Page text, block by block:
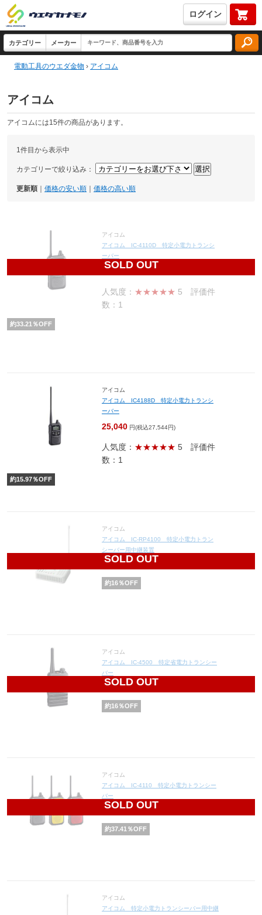
ログイン
電動工具のウエダ金物 › アイコム
アイコム
アイコムには15件の商品があります。
1件目から表示中
カテゴリーで絞り込み：
更新順 価格の安い順 価格の高い順
SOLD OUT
アイコム
アイコム IC-4110D 特定小電力トランシ
ーバー
13,225
人気度： ★★★★★ 5 評価件
数：1
約33.21 ％OFF
アイコム
アイコム IC4188D 特定小電力トランシ
ーバー
25,040 円(税込27,544円)
人気度： ★★★★★ 5 評価件
数：1
約15.97％OFF
SOLD OUT
アイコム
アイコム IC-RP4100 特定小電力トラン
シーバー用中継装置
36,120
約16％OFF
SOLD OUT
アイコム
アイコム IC-4500 特定省電力トランシー
バー
26,880
約16％OFF
SOLD OUT
アイコム
アイコム IC-4110 特定小電力トランシー
バー
9,890
約37.41 ％OFF
アイコム
アイコム 特定小電力トランシーバー用中継